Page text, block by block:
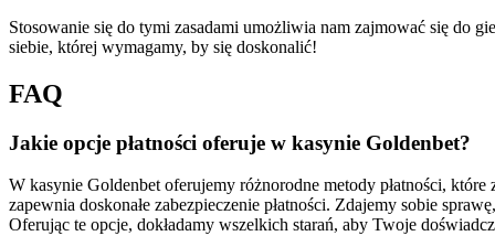
Stosowanie się do tymi zasadami umożliwia nam zajmować się do
siebie, której wymagamy, by się doskonalić!
FAQ
Jakie opcje płatności oferuje w kasynie Goldenbet?
W kasynie Goldenbet oferujemy różnorodne metody płatności,
zapewnia doskonałe zabezpieczenie płatności. Zdajemy sobie
Oferując te opcje, dokładamy wszelkich starań, aby Twoje